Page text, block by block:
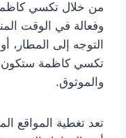
من خلال تكسي
وفعالة في الوقت
التوجه إلى المطار،
تكسي كاظمة ستكون
والموثوق.
تعد تغطية المواقع